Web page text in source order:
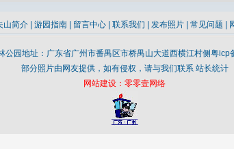
山简介 游园指南 留言中心 联系我们 发布照片 常见问题
公园地址：广东省广州市番禺区市桥禺山大道西横江村侧粤icp
部分照片由网友提供，如有侵权，请与我们联系 站长统计
网站建设：零零壹网络